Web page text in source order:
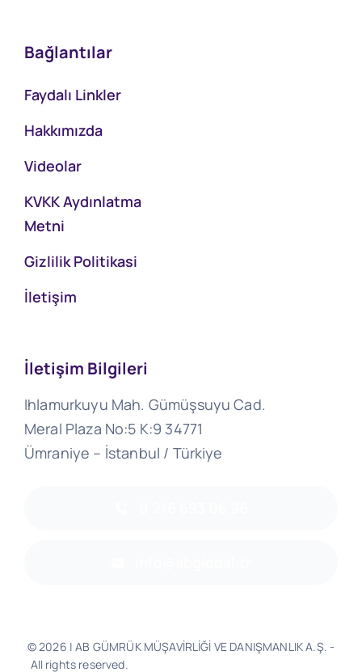
Bağlantılar
Faydalı Linkler
Hakkımızda
Videolar
KVKK Aydınlatma
Metni
Gizlilik Politikasi
İletişim
İletişim Bilgileri
Ihlamurkuyu Mah. Gümüşsuyu Cad.
Meral Plaza No:5 K:9 34771
Ümraniye – İstanbul / Türkiye
© 2026 | AB GÜMRÜK MÜŞAVİRLİĞİ VE DANIŞMANLIK A.Ş. -
All rights reserved.